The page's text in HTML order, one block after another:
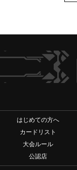
はじめての方へ
カードリスト
大会ルール
公認店